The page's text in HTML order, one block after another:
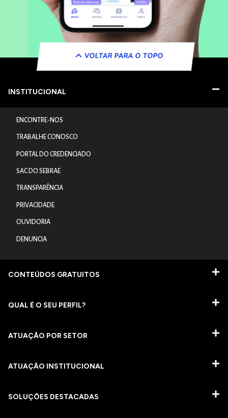
VOLTAR PARA O TOPO
INSTITUCIONAL
ENCONTRE-NOS
TRABALHE CONOSCO
PORTAL DO CREDENCIADO
SAC DO SEBRAE
TRANSPARÊNCIA
PRIVACIDADE
OUVIDORIA
DENUNCIA
CONTEÚDOS GRATUITOS
QUAL É O SEU PERFIL?
ATUAÇÃO POR SETOR
ATUAÇÃO INSTITUCIONAL
SOLUÇÕES DESTACADAS